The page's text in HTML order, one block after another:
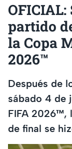
partido
la Copa
2026™
Después de
sábado 4 de
FIFA 2026™,
de final se